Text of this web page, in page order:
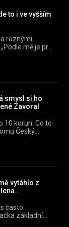
alex-host
to i ve vyšším
různými
mě je pro
tomu, aby byla
nás na
smysl si ho
Zavoral
10 korun. Co to
Český
vytáhlo z
často
základní